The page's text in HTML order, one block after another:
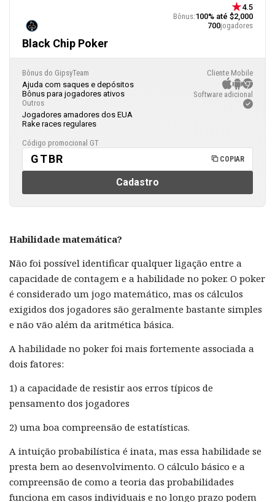
Black Chip Poker
4.5
Bônus:100% até $2,000
700jogadores
Bônus do GipsyTeam
Ajuda com saques e depósitos
Bônus para jogadores ativos
Outros
Jogadores amadores dos EUA
Rake races regulares
Cliente Mobile
Software adicional
Código promocional GT
GTBR COPIAR
Cadastro
Habilidade matemática?
Não foi possível identificar qualquer ligação entre a
capacidade de contagem e a habilidade no poker. O poker
é considerado um jogo matemático, mas os cálculos
exigidos dos jogadores são geralmente bastante simples
e não vão além da aritmética básica.
A habilidade no poker foi mais fortemente associada a
dois fatores:
1) a capacidade de resistir aos erros típicos de
pensamento dos jogadores
2) uma boa compreensão de estatísticas.
A intuição probabilística é inata, mas essa habilidade se
presta bem ao desenvolvimento. O cálculo básico e a
compreensão de como a teoria das probabilidades
funciona em casos individuais e no longo prazo podem